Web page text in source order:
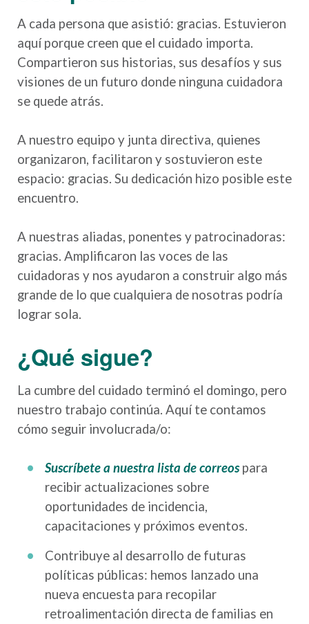
A cada persona que asistió: gracias. Estuvieron
aquí porque creen que el cuidado importa.
Compartieron sus historias, sus desafíos y sus
visiones de un futuro donde ninguna cuidadora
se quede atrás.
A nuestro equipo y junta directiva, quienes
organizaron, facilitaron y sostuvieron este
espacio: gracias. Su dedicación hizo posible este
encuentro.
A nuestras aliadas, ponentes y patrocinadoras:
gracias. Amplificaron las voces de las
cuidadoras y nos ayudaron a construir algo más
grande de lo que cualquiera de nosotras podría
lograr sola.
¿Qué sigue?
La cumbre del cuidado terminó el domingo, pero
nuestro trabajo continúa. Aquí te contamos
cómo seguir involucrada/o:
Suscríbete a nuestra lista de correospara
recibir actualizaciones sobre
oportunidades de incidencia,
capacitaciones y próximos eventos.
Contribuye al desarrollo de futuras
políticas públicas: hemos lanzado una
nueva encuesta para recopilar
retroalimentación directa de familias en